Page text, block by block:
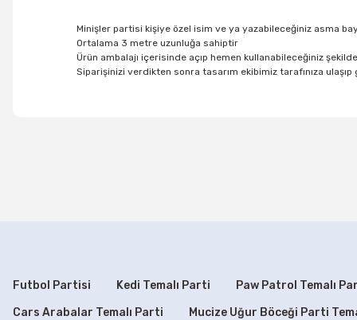
Minişler partisi kişiye özel isim ve ya yazabileceğiniz asma
Ortalama 3 metre uzunluğa sahiptir
Ürün ambalajı içerisinde açıp hemen kullanabileceğiniz
Siparişinizi verdikten sonra tasarım ekibimiz tarafınıza ulaşıp
Bu ürüne benzer farklı alternatifler olmalı.
Futbol Partisi Kedi Temalı Parti Paw Patrol Temalı
Cars Arabalar Temalı Parti
Mucize Uğur Böceği Parti